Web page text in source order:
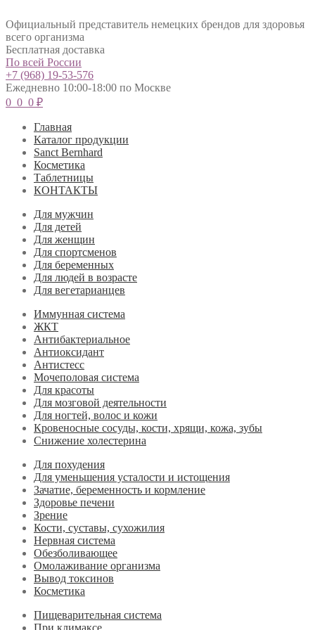
Официальный представитель немецких брендов для здоровья
всего организма
Бесплатная доставка
По всей России
+7 (968) 19-53-576
Ежедневно 10:00-18:00 по Москве
0 0 0 ₽
Главная
Каталог продукции
Sanct Bernhard
Косметика
Таблетницы
КОНТАКТЫ
Для мужчин
Для детей
Для женщин
Для спортсменов
Для беременных
Для людей в возрасте
Для вегетарианцев
Иммунная система
ЖКТ
Антибактериальное
Антиоксидант
Антистесс
Мочеполовая система
Для красоты
Для мозговой деятельности
Для ногтей, волос и кожи
Кровеносные сосуды, кости, хрящи, кожа, зубы
Снижение холестерина
Для похудения
Для уменьшения усталости и истощения
Зачатие, беременность и кормление
Здоровье печени
Зрение
Кости, суставы, сухожилия
Нервная система
Обезболивающее
Омолаживание организма
Вывод токсинов
Косметика
Пищеварительная система
При климаксе